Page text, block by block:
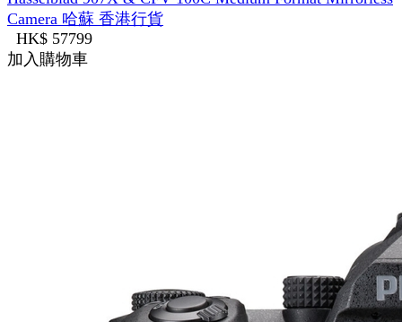
Camera 哈蘇 香港行貨
HK$ 57799
加入購物車